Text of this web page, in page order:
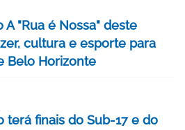
A "Rua é Nossa" deste
cultura e esporte para
Belo Horizonte
terá finais do Sub-17 e do